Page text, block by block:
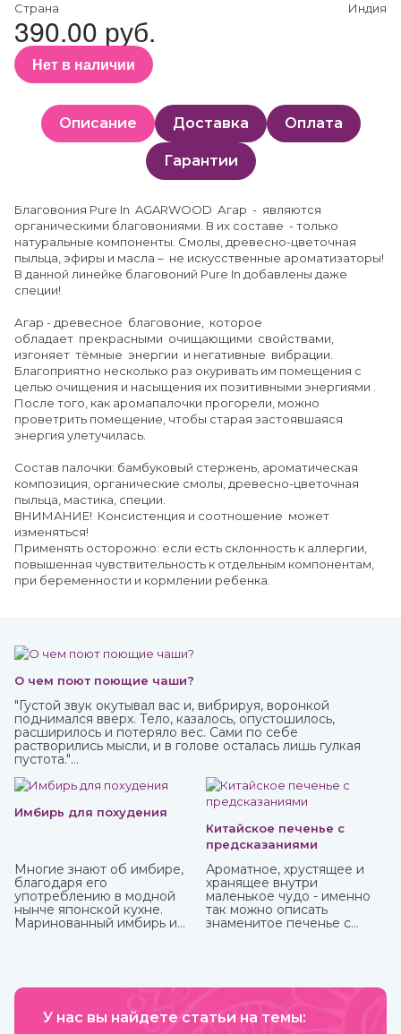
Страна
Индия
390.00 руб.
Нет в наличии
Описание Доставка Оплата
Гарантии
Благовония Pure In AGARWOOD Агар - являются
органическими благовониями. В их составе - только
натуральные компоненты. Смолы, древесно-цветочная
пыльца, эфиры и масла – не искусственные ароматизаторы!
В данной линейке благовоний Pure In добавлены даже
специи!
Агар - древесное благовоние, которое
обладает прекрасными очищающими свойствами,
изгоняет тёмные энергии и негативные вибрации.
Благоприятно несколько раз окуривать им помещения с
целью очищения и насыщения их позитивными энергиями .
После того, как аромапалочки прогорели, можно
проветрить помещение, чтобы старая застоявшаяся
энергия улетучилась.
Состав палочки: бамбуковый стержень, ароматическая
композиция, органические смолы, древесно-цветочная
пыльца, мастика, специи.
ВНИМАНИЕ! Консистенция и соотношение может
изменяться!
Применять осторожно: если есть склонность к аллергии,
повышенная чувствительность к отдельным компонентам,
при беременности и кормлении ребенка.
О чем поют поющие чаши?
"Густой звук окутывал вас и, вибрируя, воронкой
поднимался вверх. Тело, казалось, опустошилось,
расширилось и потеряло вес. Сами по себе
растворились мысли, и в голове осталась лишь гулкая
пустота."
чашей.
Имбирь для похудения
Многие знают об имбире,
благодаря его
употреблению в модной
нынче японской кухне.
Маринованный имбирь и
больше всего полезных
больше пользы.
Китайское печенье с
предсказаниями
Ароматное, хрустящее и
хранящее внутри
маленькое чудо - именно
так можно описать
знаменитое печенье с
У нас вы найдете статьи на темы: